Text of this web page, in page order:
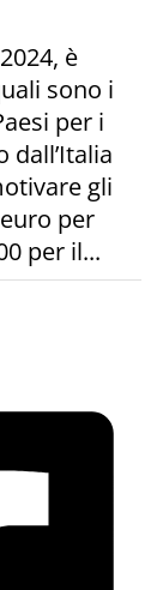
è
sono i
per i
gli
per
per il...